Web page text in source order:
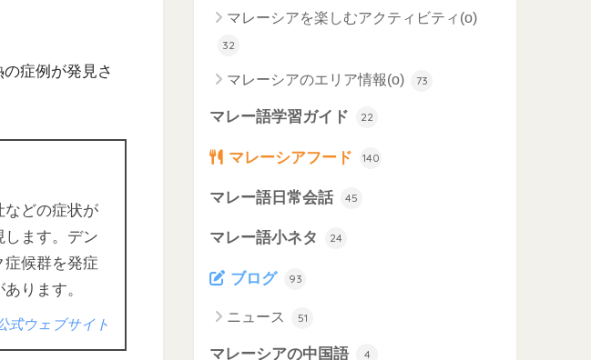
症例が発見さ
などの症状が
します。デン
症候群を発症
ります。
式ウェブサイト
マレーシアを楽しむアクティビティ(o)
32
マレーシアのエリア情報(o) 73
マレー語学習ガイド 22
マレーシアフード 140
マレー語日常会話 45
マレー語小ネタ 24
ブログ 93
ニュース 51
マレーシアの中国語 4